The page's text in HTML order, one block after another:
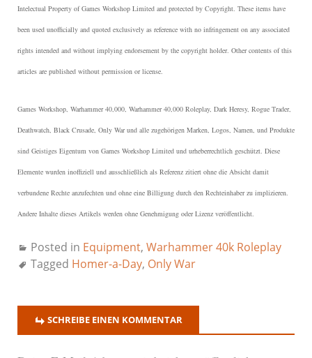
Intelectual Property of Games Workshop Limited and protected by Copyright. These items have
been used unofficially and quoted exclusively as reference with no infringement on any associated
rights intended and without implying endorsement by the copyright holder. Other contents of this
articles are published without permission or license.
Games Workshop, Warhammer 40,000, Warhammer 40,000 Roleplay, Dark Heresy, Rogue Trader,
Deathwatch, Black Crusade, Only War und alle zugehörigen Marken, Logos, Namen, und Produkte
sind Geistiges Eigentum von Games Workshop Limited und urheberrechtlich geschützt. Diese
Elemente wurden inoffiziell und ausschließlich als Referenz zitiert ohne die Absicht damit
verbundene Rechte anzufechten und ohne eine Billigung durch den Rechteinhaber zu implizieren.
Andere Inhalte dieses Artikels werden ohne Genehmigung oder Lizenz veröffentlicht.
Posted in Equipment, Warhammer 40k Roleplay
Tagged Homer-a-Day, Only War
SCHREIBE EINEN KOMMENTAR